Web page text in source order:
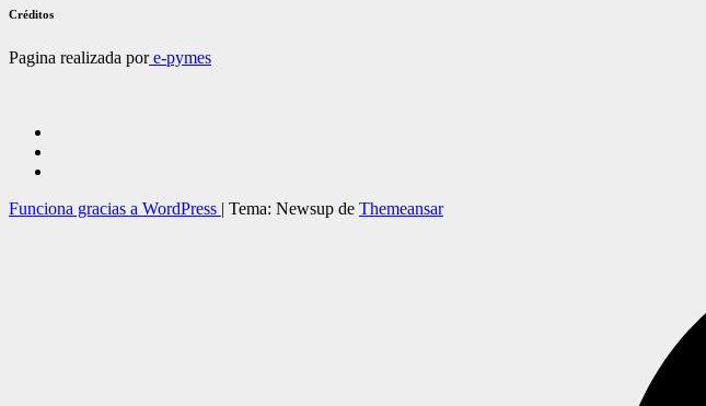
Créditos
Pagina realizada pore-pymes
Funciona gracias a WordPress | Tema: Newsup de Themeansar